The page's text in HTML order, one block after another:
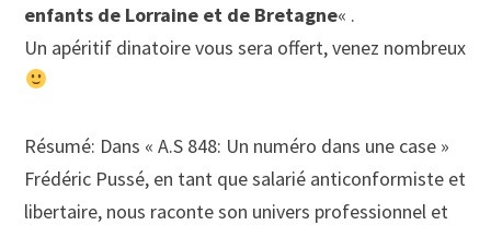
enfants de Lorraine et de Bretagne« .
Un apéritif dinatoire vous sera offert, venez nombreux
Résumé: Dans « A.S 848: Un numéro dans une case »
Frédéric Pussé, en tant que salarié anticonformiste et
libertaire, nous raconte son univers professionnel et